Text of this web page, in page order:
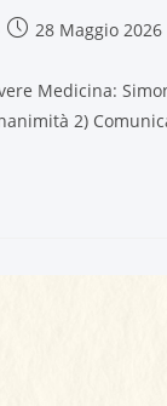
28 Maggio 2026
Medicina:
2)